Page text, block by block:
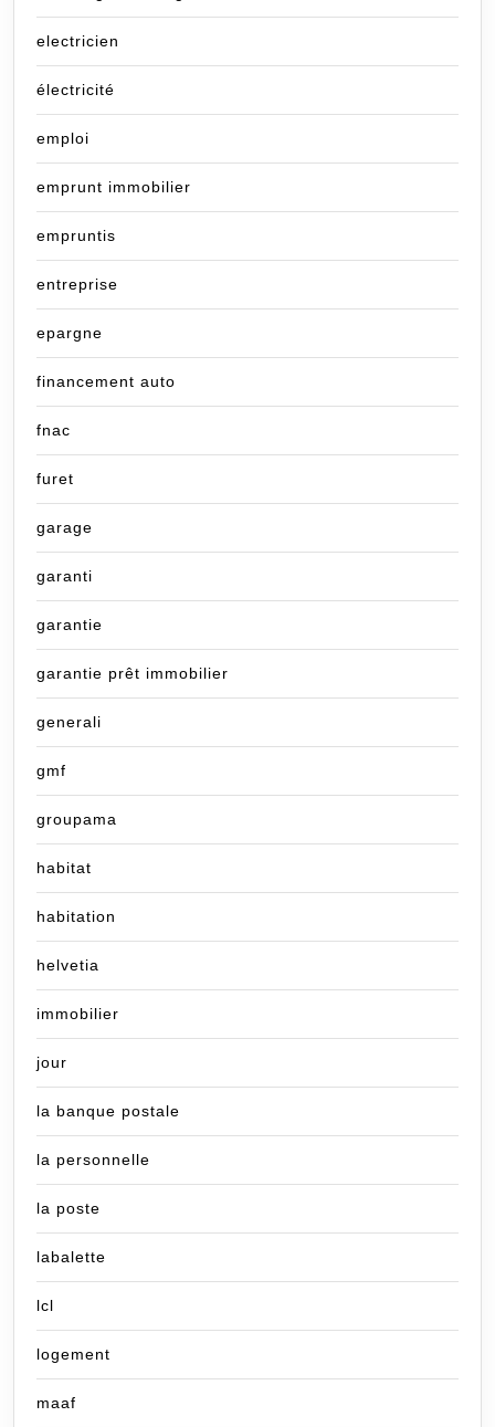
electricien
électricité
emploi
emprunt immobilier
empruntis
entreprise
epargne
financement auto
fnac
furet
garage
garanti
garantie
garantie prêt immobilier
generali
gmf
groupama
habitat
habitation
helvetia
immobilier
jour
la banque postale
la personnelle
la poste
labalette
lcl
logement
maaf